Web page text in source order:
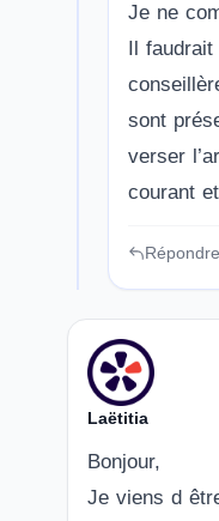
Je ne
Il faudrait
sont
verser
courant
Répondre
Laëtitia
Bonjour,
Je viens d